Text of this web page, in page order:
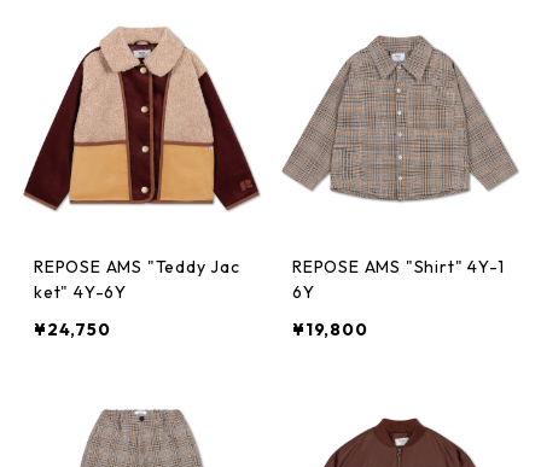
REPOSE AMS "Teddy Jac
ket" 4Y-6Y
¥24,750
REPOSE AMS "Shirt" 4Y-1
6Y
¥19,800